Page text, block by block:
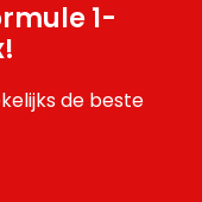
1-
de beste